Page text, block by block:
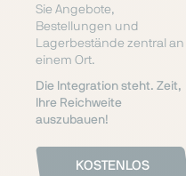
Sie Angebote,
Bestellungen und
Lagerbestände zentral an
einem Ort.
Die Integration steht. Zeit,
Ihre Reichweite
auszubauen!
KOSTENLOS